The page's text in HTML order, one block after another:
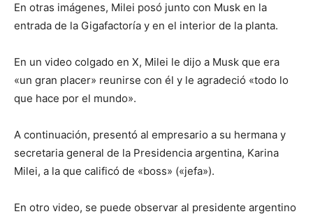
En otras imágenes, Milei posó junto con Musk en la
entrada de la Gigafactoría y en el interior de la planta.
En un video colgado en X, Milei le dijo a Musk que era
«un gran placer» reunirse con él y le agradeció «todo lo
que hace por el mundo».
A continuación, presentó al empresario a su hermana y
secretaria general de la Presidencia argentina, Karina
Milei, a la que calificó de «boss» («jefa»).
En otro video, se puede observar al presidente argentino